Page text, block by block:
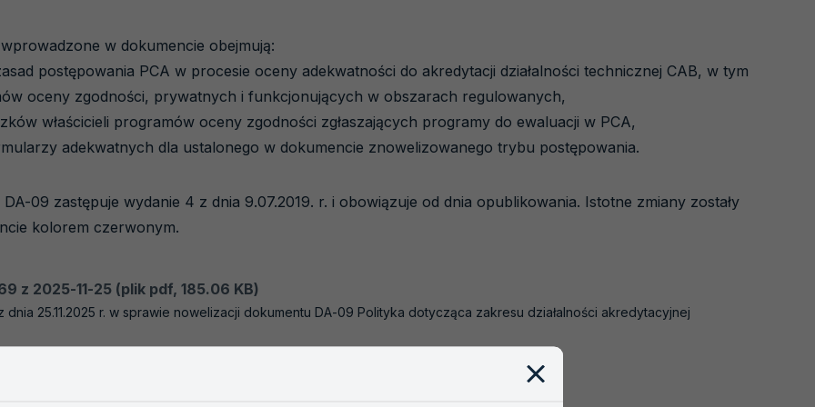
w dokumencie obejmują:
postępowania PCA w procesie oceny adekwatności do akredytacji działalności technicznej CAB, w tym
oceny zgodności, prywatnych i funkcjonujących w obszarach regulowanych,
właścicieli programów oceny zgodności zgłaszających programy do ewaluacji w PCA,
adekwatnych dla ustalonego w dokumencie znowelizowanego trybu postępowania.
09 zastępuje wydanie 4 z dnia 9.07.2019. r. i obowiązuje od dnia opublikowania. Istotne zmiany zostały
kolorem czerwonym.
z 2025-11-25 (plik pdf, 185.06 KB)
dnia 25.11.2025 r. w sprawie nowelizacji dokumentu DA-09 Polityka dotycząca zakresu działalności akredytacyjnej